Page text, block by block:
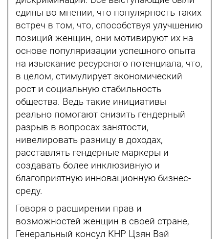
едины во мнении, что популярность таких
встреч в том, что, способствуя улучшению
позиций женщин, они мотивируют их на
основе популяризации успешного опыта
на изыскание ресурсного потенциала, что,
в целом, стимулирует экономический
рост и социальную стабильность
общества. Ведь такие инициативы
реально помогают снизить гендерный
разрыв в вопросах занятости,
нивелировать разницу в доходах,
расставлять гендерные маркеры и
создавать более инклюзивную и
благоприятную инновационную бизнес-
среду.
Говоря о расширении прав и
возможностей женщин в своей стране,
Генеральный консул КНР Цзян Вэй